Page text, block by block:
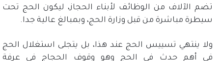
تضم الآلاف من الوظائف لأبناء الحجاز، ليكون الحج تحت
سيطرة مباشرة من قبل وزارة الحج، وبمبالغ عالية جدا.
ولا ينتهي تسييس الحج عند هذا، بل يتجلى استغلال الحج
في أهم حدث في الحج وهو وقوف الحجاج في عرفة